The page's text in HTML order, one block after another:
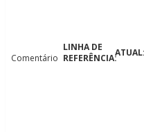
Comentário